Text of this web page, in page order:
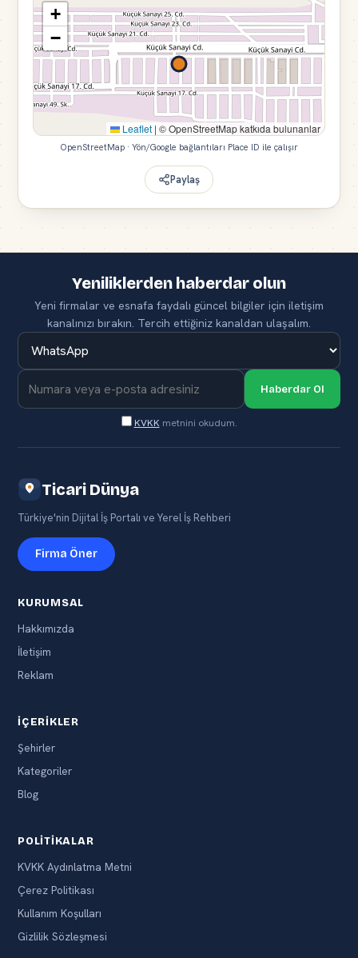
+
−
Leaflet | © OpenStreetMap katkıda bulunanlar
OpenStreetMap · Yön/Google bağlantıları Place ID ile çalışır
Paylaş
Yeniliklerden haberdar olun
Yeni firmalar ve esnafa faydalı güncel bilgiler için iletişim
kanalınızı bırakın. Tercih ettiğiniz kanaldan ulaşalım.
Haberdar Ol
KVKK metnini okudum.
Ticari Dünya
Türkiye'nin Dijital İş Portalı ve Yerel İş Rehberi
Firma Öner
KURUMSAL
Hakkımızda
İletişim
Reklam
İÇERIKLER
Şehirler
Kategoriler
Blog
POLITIKALAR
KVKK Aydınlatma Metni
Çerez Politikası
Kullanım Koşulları
Gizlilik Sözleşmesi